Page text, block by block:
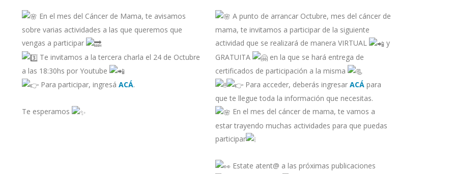
En el mes del Cáncer de Mama, te avisamos
sobre varias actividades a las que queremos que
vengas a participar
Te invitamos a la tercera charla el 24 de Octubre
a las 18:30hs por Youtube
Para participar, ingresá ACÁ.
Te esperamos
A punto de arrancar Octubre, mes del cáncer de
mama, te invitamos a participar de la siguiente
actividad que se realizará de manera VIRTUAL
y
GRATUITA
en la que se hará entrega de
certificados de participación a la misma
Para acceder, deberás ingresar ACÁ para
que te llegue toda la información que necesitas.
En el mes del cáncer de mama, te vamos a
estar trayendo muchas actividades para que puedas
participar
Estate atent@ a las próximas publicaciones